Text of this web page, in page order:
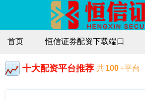
首页 恒信证券配资下载端口
十大配资平台推荐 共100+平台